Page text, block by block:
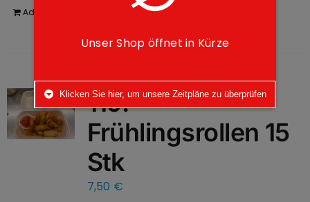
Add to cart
119.
Frühlingsrollen 15
Stk
7,50 €
Unser Shop öffnet in Kürze
Klicken Sie hier, um unsere Zeitpläne zu überprüfen